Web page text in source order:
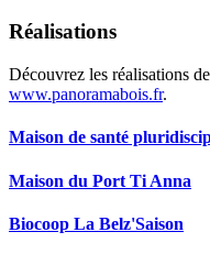
Réalisations
Découvrez les réalisations
www.panoramabois.fr.
Maison de santé
Maison du Port Ti Anna
Biocoop La Belz'Saison